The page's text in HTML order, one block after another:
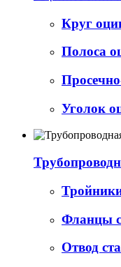
Круг
Полоса
Уголок
Фланцы
Отвод